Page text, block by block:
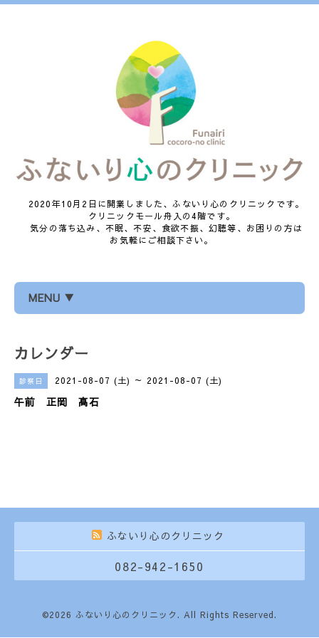
2020年10月2日に開業しました、ふないり心のクリニックです。
クリニックモール舟入の4階です。
気分の落ち込み、不眠、不安、食欲不振、幻聴等、お困りの方は
お気軽にご相談下さい。
MENU ▼
カレンダー
診察日 2021-08-07 (土) ～ 2021-08-07 (土)
午前 正岡 高石
ふないり心のクリニック
082-942-1650
©2026 ふないり心のクリニック. All Rights Reserved.